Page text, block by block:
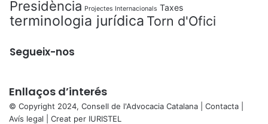
Presidència Projectes Internacionals Taxes
terminologia jurídica Torn d'Ofici
Segueix-nos
Enllaços d’interés
© Copyright 2024, Consell de l'Advocacia Catalana | Contacta
Avís legal | Creat per IURISTEL